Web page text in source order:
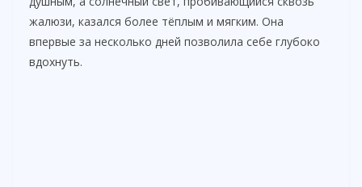
жалюзи, казался более тёплым и мягким. Она
впервые за несколько дней позволила себе глубоко
вдохнуть.